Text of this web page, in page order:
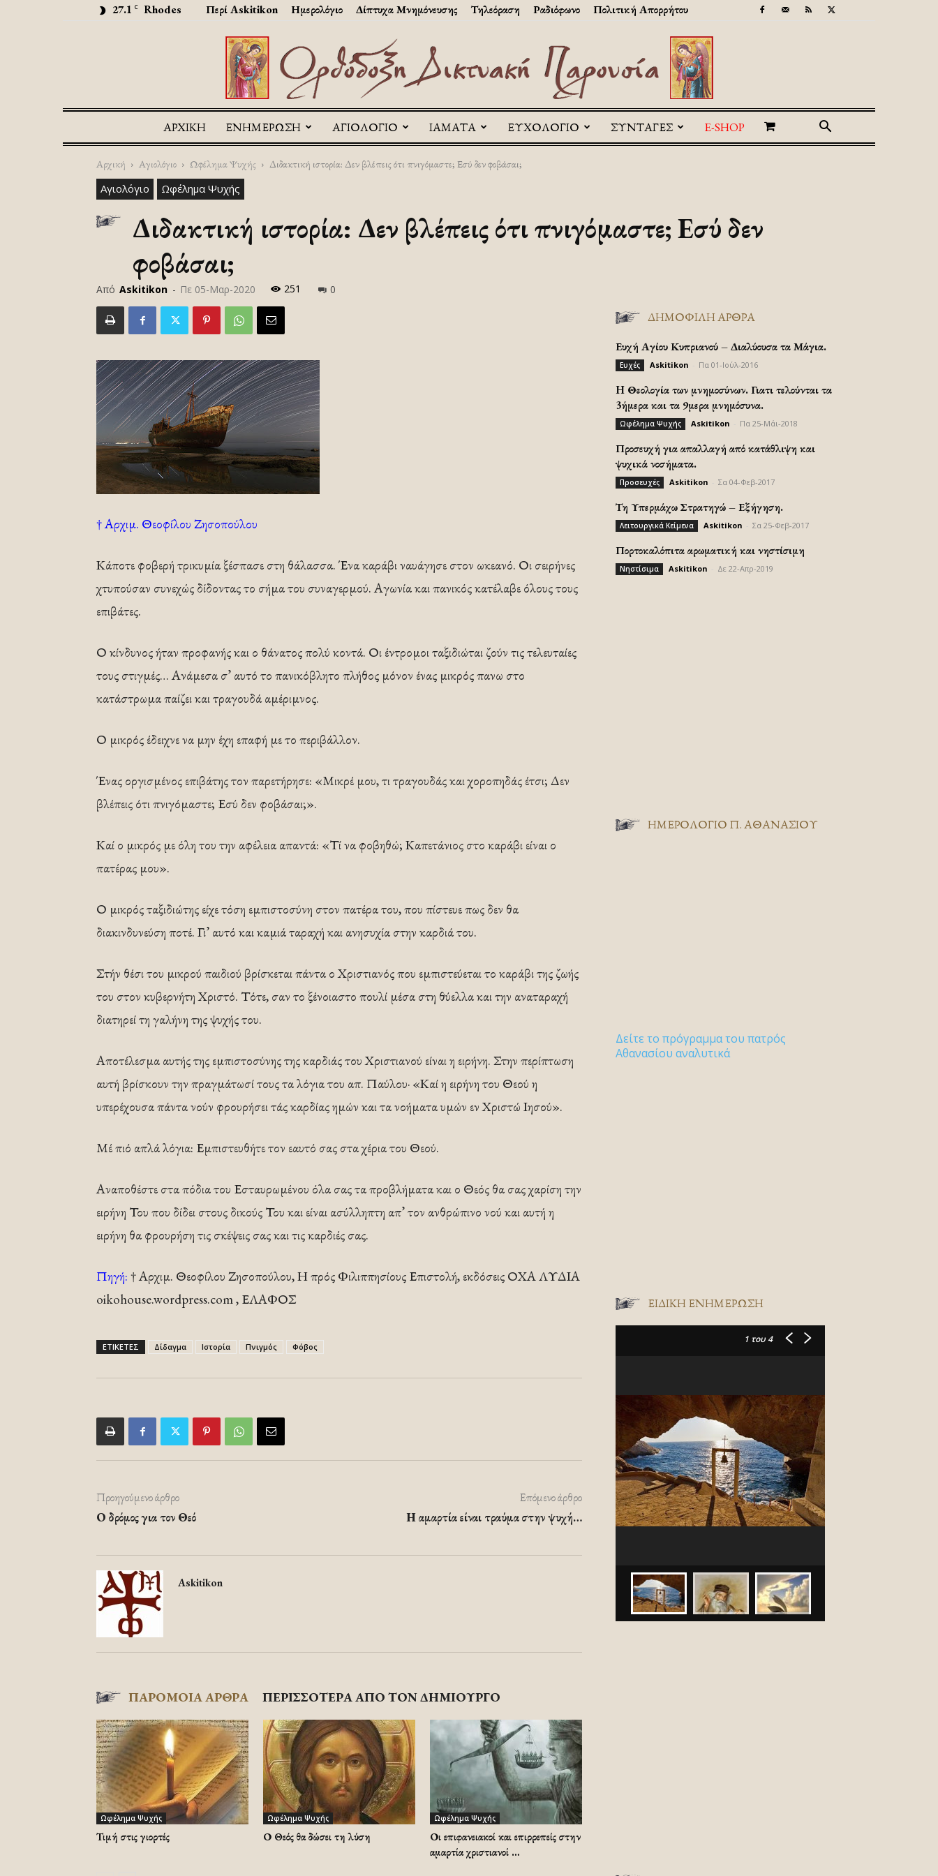
27.1 C Rhodes Περί Askitikon Ημερολόγιο Δίπτυχα Μνημόνευσης Τηλεόραση Ραδιόφωνο Πολιτική Απορρήτου
Askitikon
ΑΡΧΙΚΉ ΕΝΗΜΕΡΩΣΗ ΑΓΙΟΛΟΓΙΟ ΙΑΜΑΤΑ ΕΥΧΟΛΟΓΙΟ ΣΥΝΤΑΓΕΣ E-SHOP
Αρχική Αγιολόγιο Ωφέλημα Ψυχής Διδακτική ιστορία: Δεν βλέπεις ότι πνιγόμαστε; Εσύ δεν φοβάσαι;
Αγιολόγιο Ωφέλημα Ψυχής
Διδακτική ιστορία: Δεν βλέπεις ότι πνιγόμαστε; Εσύ δεν
φοβάσαι;
Από Askitikon - Πε 05-Μαρ-2020 251 0
† Αρχιμ. Θεοφίλου Ζησοπούλου
Κάποτε φοβερή τρικυμία ξέσπασε στη θάλασσα. Ένα καράβι ναυάγησε στον ωκεανό. Οι σειρήνες
χτυπούσαν συνεχώς δίδοντας το σήμα του συναγερμού. Αγωνία και πανικός κατέλαβε όλους τους
επιβάτες.
Ο κίνδυνος ήταν προφανής και ο θάνατος πολύ κοντά. Οι έντρομοι ταξιδιώται ζούν τις τελευταίες
τους στιγμές… Ανάμεσα σ’ αυτό το πανικόβλητο πλήθος μόνον ένας μικρός πανω στο
κατάστρωμα παίζει και τραγουδά αμέριμνος.
Ο μικρός έδειχνε να μην έχη επαφή με το περιβάλλον.
Ένας οργισμένος επιβάτης τον παρετήρησε: «Μικρέ μου, τι τραγουδάς και χοροπηδάς έτσι; Δεν
βλέπεις ότι πνιγόμαστε; Εσύ δεν φοβάσαι;».
Καί ο μικρός με όλη του την αφέλεια απαντά: «Τί να φοβηθώ; Καπετάνιος στο καράβι είναι ο
πατέρας μου».
Ο μικρός ταξιδιώτης είχε τόση εμπιστοσύνη στον πατέρα του, που πίστευε πως δεν θα
διακινδυνεύση ποτέ. Γι’ αυτό και καμιά ταραχή και ανησυχία στην καρδιά του.
Στήν θέσι του μικρού παιδιού βρίσκεται πάντα ο Χριστιανός που εμπιστεύεται το καράβι της ζωής
του στον κυβερνήτη Χριστό. Τότε, σαν το ξένοιαστο πουλί μέσα στη θύελλα και την αναταραχή
διατηρεί τη γαλήνη της ψυχής του.
Αποτέλεσμα αυτής της εμπιστοσύνης της καρδιάς του Χριστιανού είναι η ειρήνη. Στην περίπτωση
αυτή βρίσκουν την πραγμάτωσί τους τα λόγια του απ. Παύλου· «Καί η ειρήνη του Θεού η
υπερέχουσα πάντα νούν φρουρήσει τάς καρδίας ημών και τα νοήματα υμών εν Χριστώ Ιησού».
Μέ πιό απλά λόγια: Εμπιστευθήτε τον εαυτό σας στα χέρια του Θεού.
Αναποθέστε στα πόδια του Εσταυρωμένου όλα σας τα προβλήματα και ο Θεός θα σας χαρίση την
ειρήνη Του που δίδει στους δικούς Του και είναι ασύλληπτη απ’ τον ανθρώπινο νού και αυτή η
ειρήνη θα φρουρήση τις σκέψεις σας και τις καρδιές σας.
Πηγή: † Αρχιμ. Θεοφίλου Ζησοπούλου, Η πρός Φιλιππησίους Επιστολή, εκδόσεις ΟΧΑ ΛΥΔΙΑ
oikohouse.wordpress.com , ΕΛΑΦΟΣ
ΕΤΙΚΕΤΕΣ Δίδαγμα Ιστορία Πνιγμός Φόβος
Προηγούμενο άρθρο
Ο δρόμος για τον Θεό
Επόμενο άρθρο
Η αμαρτία είναι τραύμα στην ψυχή…
Askitikon
ΠΑΡΟΜΟΙΑ ΑΡΘΡΑ ΠΕΡΙΣΣΟΤΕΡΑ ΑΠΟ ΤΟΝ ΔΗΜΙΟΥΡΓΟ
Ωφέλημα Ψυχής
Τιμή στις γιορτές
Ωφέλημα Ψυχής
Ο Θεός θα δώσει τη λύση
Ωφέλημα Ψυχής
Οι επιφανειακοί και επιρρεπείς στην
αμαρτία χριστιανοί …
ΔΗΜΟΦΙΛΗ ΑΡΘΡΑ
Ευχή Αγίου Κυπριανού – Διαλύουσα τα Μάγια.
Ευχές Askitikon Πα 01-Ιούλ-2016
H Θεολογία των μνημοσύνων. Γιατι τελούνται τα
3ήμερα και τα 9μερα μνημόσυνα.
Ωφέλημα Ψυχής Askitikon Πα 25-Μάι-2018
Προσευχή για απαλλαγή από κατάθλιψη και
ψυχικά νοσήματα.
Προσευχές Askitikon Σα 04-Φεβ-2017
Τη Υπερμάχω Στρατηγώ – Εξήγηση.
Λειτουργικά Κείμενα Askitikon Σα 25-Φεβ-2017
Πορτοκαλόπιτα αρωματική και νηστίσιμη
Νηστίσιμα Askitikon Δε 22-Απρ-2019
ΗΜΕΡΟΛΟΓΙΟ Π. ΑΘΑΝΑΣΙΟΥ
Δείτε το πρόγραμμα του πατρός
Αθανασίου αναλυτικά
ΕΙΔΙΚΉ ΕΝΗΜΈΡΩΣΗ
1 του 4